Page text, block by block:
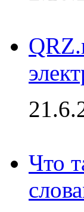
Что